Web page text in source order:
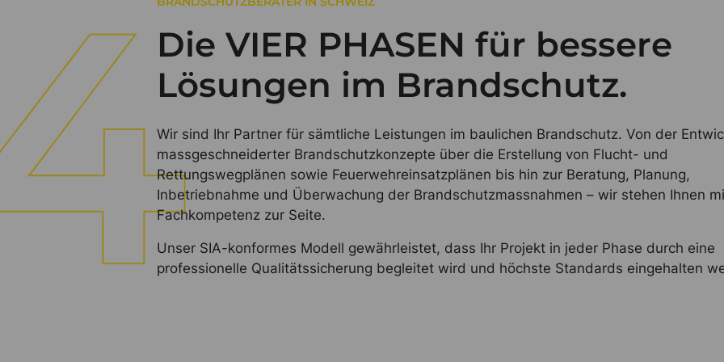
Die VIER PHASEN für bessere
Lösungen im Brandschutz.
Wir sind Ihr Partner für sämtliche Leistungen im baulichen Brandschutz. Von der
massgeschneiderter Brandschutzkonzepte über die Erstellung von Flucht- und
Rettungswegplänen sowie Feuerwehreinsatzplänen bis hin zur Beratung, Planung,
Inbetriebnahme und Überwachung der Brandschutzmassnahmen – wir stehen Ihnen
Fachkompetenz zur Seite.
Unser SIA-konformes Modell gewährleistet, dass Ihr Projekt in jeder Phase durch eine
professionelle Qualitätssicherung begleitet wird und höchste Standards eingehalten